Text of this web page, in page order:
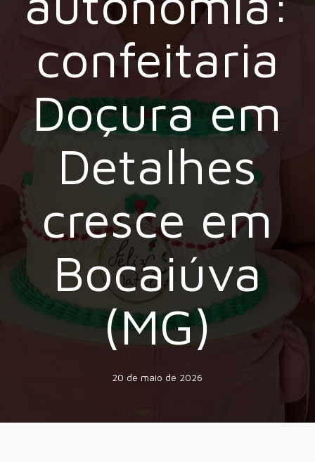
confeitaria
Doçura em
Detalhes
cresce em
Bocaiúva
(MG)
20 de maio de 2026